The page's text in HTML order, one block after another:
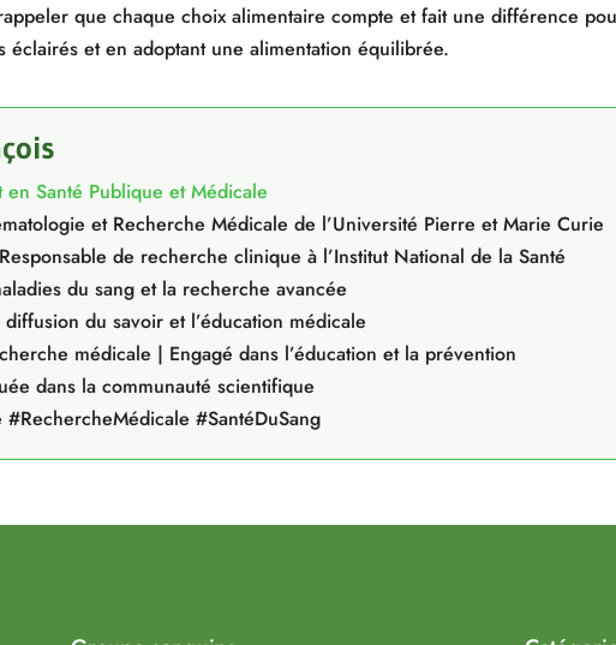
que chaque choix alimentaire compte et fait une différence
et en adoptant une alimentation équilibrée.
Santé Publique et Médicale
et Recherche Médicale de l’Université Pierre et Marie Curie
de recherche clinique à l’Institut National de la Santé
du sang et la recherche avancée
du savoir et l’éducation médicale
médicale | Engagé dans l’éducation et la prévention
dans la communauté scientifique
#RechercheMédicale #SantéDuSang